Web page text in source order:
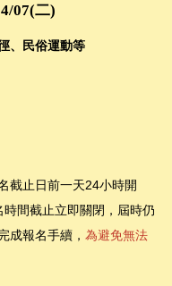
07(二)
、民俗運動等
截止日前一天24小時開
間截止立即關閉，屆時仍
成報名手續， 為避免無法